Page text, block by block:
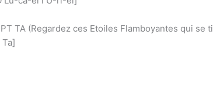
TA (Regardez ces Etoiles Flamboyantes qui